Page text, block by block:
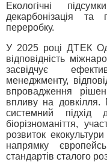
Екологічні
декарбонізація
переробку.
У 2025 році ДТЕК
відповідність
засвідчує
менеджменту,
впровадження
впливу на довкілля.
системний підхід
біорізноманіття,
розвиток
напрямку
стандартів сталого